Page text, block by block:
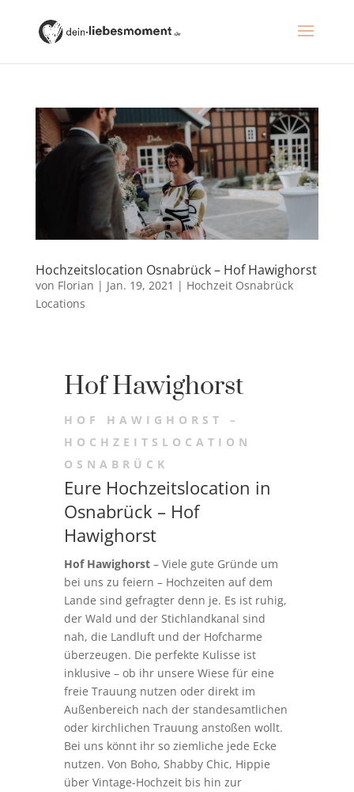
Hochzeitslocation Osnabrück – Hof Hawighorst
von Florian | Jan. 19, 2021 | Hochzeit Osnabrück
Locations
Hof Hawighorst
HOF HAWIGHORST –
HOCHZEITSLOCATION
OSNABRÜCK
Eure Hochzeitslocation in
Osnabrück – Hof
Hawighorst
Hof Hawighorst– Viele gute Gründe um
bei uns zu feiern – Hochzeiten auf dem
Lande sind gefragter denn je. Es ist ruhig,
der Wald und der Stichlandkanal sind
nah, die Landluft und der Hofcharme
überzeugen. Die perfekte Kulisse ist
inklusive – ob ihr unsere Wiese für eine
freie Trauung nutzen oder direkt im
Außenbereich nach der standesamtlichen
oder kirchlichen Trauung anstoßen wollt.
Bei uns könnt ihr so ziemliche jede Ecke
nutzen. Von Boho, Shabby Chic, Hippie
über Vintage-Hochzeit bis hin zur